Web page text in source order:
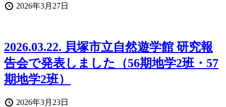
投
2026年3月27日
2026.03.22. 貝塚市立自然遊学館 研究報
告会で発表しました（56期地学2班・57
期地学2班）
投
2026年3月23日